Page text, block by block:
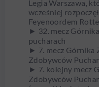
Legia Warszawa,
wcześniej
Feyenoordem
► 32. mecz
pucharach
► 7. mecz Górnika
Zdobywców
► 7. kolejny mecz
Zdobywców